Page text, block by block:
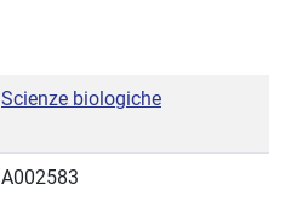
Scienze biologiche
A002583